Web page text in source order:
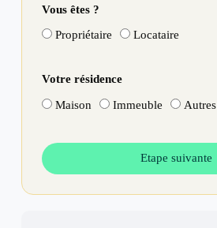
Vous êtes ?
Propriétaire Locataire
Votre résidence
Maison Immeuble Autres
Etape suivante